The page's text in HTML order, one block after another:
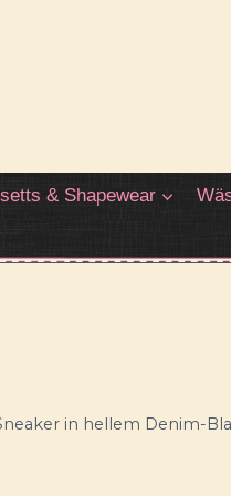
& Shapewear
in hellem Denim-